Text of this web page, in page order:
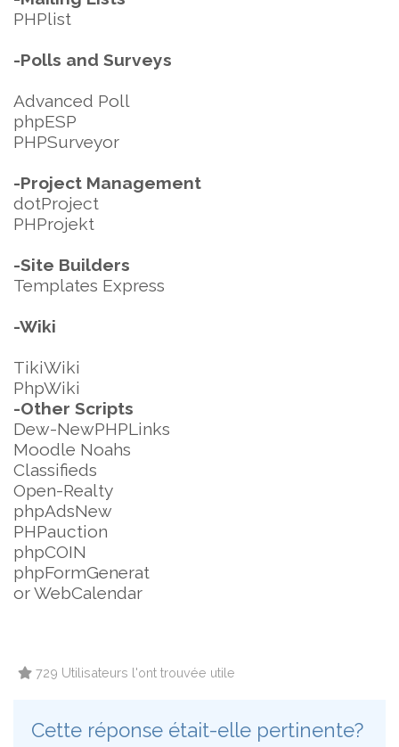
PHPlist
-Polls and Surveys
Advanced Poll
phpESP
PHPSurveyor
-Project Management
dotProject
PHProjekt
-Site Builders
Templates Express
-Wiki
TikiWiki
PhpWiki
-Other Scripts
Dew-NewPHPLinks
Moodle Noahs
Classifieds
Open-Realty
phpAdsNew
PHPauction
phpCOIN
phpFormGenerat
or WebCalendar
729 Utilisateurs l'ont trouvée utile
Cette réponse était-elle pertinente?